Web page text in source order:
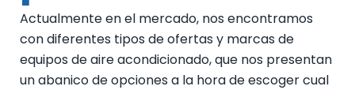
Actualmente en el mercado, nos encontramos
con diferentes tipos de ofertas y marcas de
equipos de aire acondicionado, que nos presentan
un abanico de opciones a la hora de escoger cual